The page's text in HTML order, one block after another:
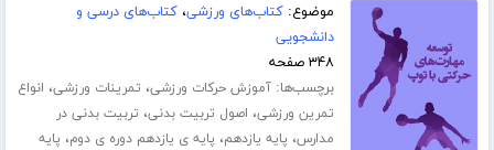
موضوع:کتاب‌های ورزشی،کتاب‌های درسی و
دانشجویی
۳۴۸ صفحه
برچسب‌ها:آموزش حرکات ورزشی، تمرینات ورزشی، انواع
تمرین ورزشی، اصول تربیت بدنی، تربیت بدنی در
مدارس، پایه یازدهم، پایه ی یازدهم دوره ی دوم، پایه